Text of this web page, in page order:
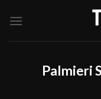
Palmieri